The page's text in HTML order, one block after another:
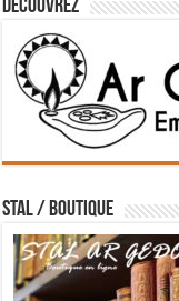
Découvrez
STAL / BOUTIQUE